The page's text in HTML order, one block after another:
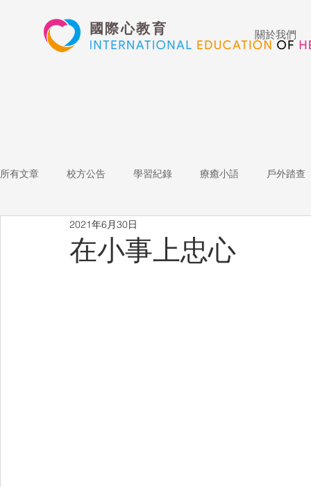
國際心教育 關於我們
所有文章 校方公告 學習紀錄 療癒小語 戶外踏查
表演藝術
在小事上忠心
2021年6月30日